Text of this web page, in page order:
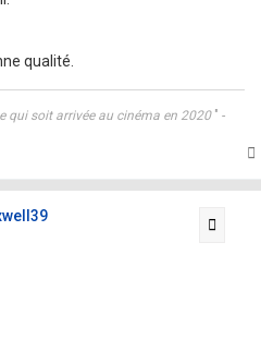
qualité.
qui soit arrivée au cinéma en 2020 " -